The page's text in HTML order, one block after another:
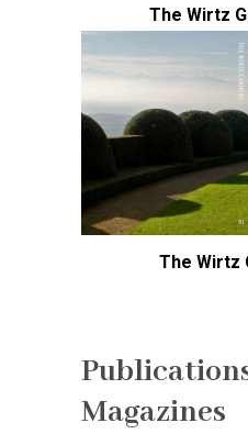
The Wirtz
The Wirtz
Magazines